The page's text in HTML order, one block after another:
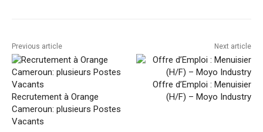
Previous article
Recrutement à Orange
Cameroun: plusieurs Postes
Vacants
Next article
Offre d’Emploi : Menuisier
(H/F) – Moyo Industry